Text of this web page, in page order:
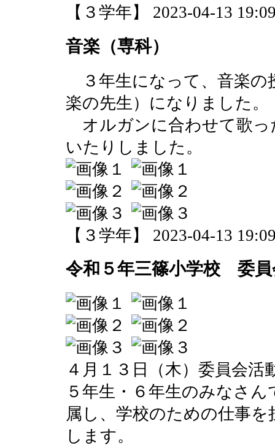
【３学年】 2023-04-13
音楽（専科）
３年生になって、音楽の
楽の先生）になりました。
オルガンに合わせて歌っ
いたりしました。
【３学年】 2023-04-13
令和５年三篠小学校 委
４月１３日（木）委員会
５年生・６年生のみなさ
属し、学校のための仕事
します。